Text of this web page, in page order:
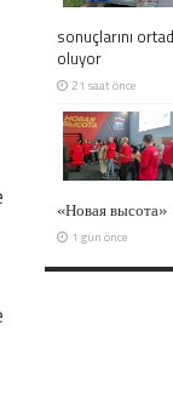
sonuçlarını
oluyor
21 saat önce
«Новая высота»
1 gün önce